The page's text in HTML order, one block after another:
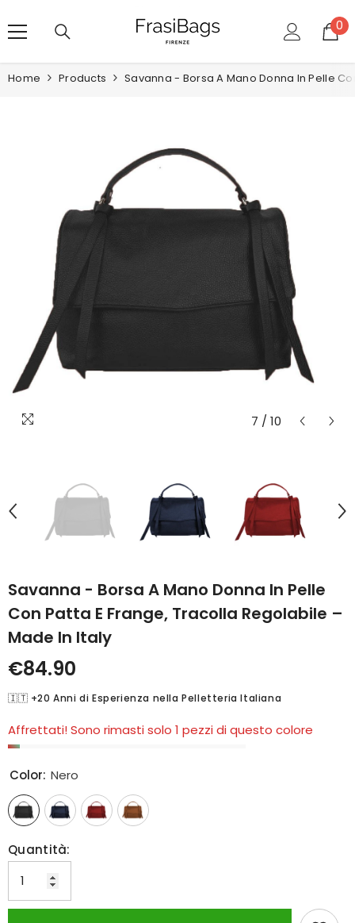
00
Home Products Savanna - Borsa A Mano Donna In Pelle
7 / 10
Savanna - Borsa A Mano Donna In Pelle
Con Patta E Frange, Tracolla Regolabile –
Made In Italy
€84.90
🇮🇹 +20 Anni di Esperienza nella Pelletteria Italiana
Affrettati! Sono rimasti solo 1 pezzi di questo colore
Color: Nero
Quantità: